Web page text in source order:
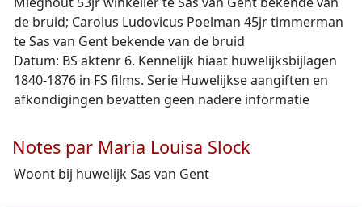
de bruid; Carolus Ludovicus Poelman 45jr timmerman
te Sas van Gent bekende van de bruid
Datum: BS aktenr 6. Kennelijk hiaat huwelijksbijlagen
1840-1876 in FS films. Serie Huwelijkse aangiften en
afkondigingen bevatten geen nadere informatie
Notes par Maria Louisa Slock
Woont bij huwelijk Sas van Gent